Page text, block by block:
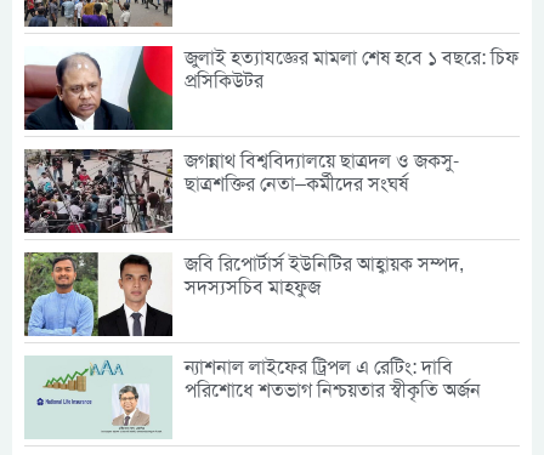
জুলাই হত্যাযজ্ঞের মামলা শেষ হবে ১ বছরে: চিফ
প্রসিকিউটর
জগন্নাথ বিশ্ববিদ্যালয়ে ছাত্রদল ও জকসু-
ছাত্রশক্তির নেতা–কর্মীদের সংঘর্ষ
জবি রিপোর্টার্স ইউনিটির আহ্বায়ক সম্পদ,
সদস্যসচিব মাহফুজ
ন্যাশনাল লাইফের ট্রিপল এ রেটিং: দাবি
পরিশোধে শতভাগ নিশ্চয়তার স্বীকৃতি অর্জন